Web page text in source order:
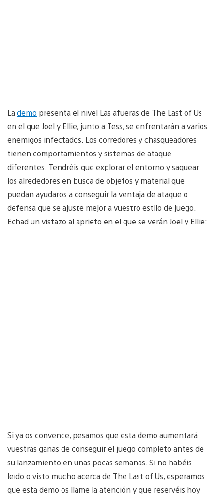
La demo presenta el nivel Las afueras de The Last of Us
en el que Joel y Ellie, junto a Tess, se enfrentarán a varios
enemigos infectados. Los corredores y chasqueadores
tienen comportamientos y sistemas de ataque
diferentes. Tendréis que explorar el entorno y saquear
los alrededores en busca de objetos y material que
puedan ayudaros a conseguir la ventaja de ataque o
defensa que se ajuste mejor a vuestro estilo de juego.
Echad un vistazo al aprieto en el que se verán Joel y Ellie:
Si ya os convence, pesamos que esta demo aumentará
vuestras ganas de conseguir el juego completo antes de
su lanzamiento en unas pocas semanas. Si no habéis
leído o visto mucho acerca de The Last of Us, esperamos
que esta demo os llame la atención y que reservéis hoy